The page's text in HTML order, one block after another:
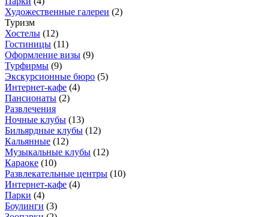
Художественные галереи (2)
Туризм
Хостелы (12)
Гостиницы (11)
Оформление визы (9)
Турфирмы (9)
Экскурсионные бюро (5)
Интернет-кафе (4)
Пансионаты (2)
Развлечения
Ночные клубы (13)
Бильярдные клубы (12)
Кальянные (12)
Музыкальные клубы (12)
Караоке (10)
Развлекательные центры (10)
Интернет-кафе (4)
Парки (4)
Боулинги (3)